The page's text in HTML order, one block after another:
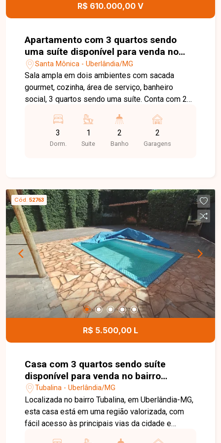
R$ 610.000,00 V
Apartamento com 3 quartos sendo
uma suíte disponível para venda no
bairro Santa Mônica em Uberlânida-
MG
Santa Mônica - Uberlândia/MG
Sala ampla em dois ambientes com sacada
gourmet, cozinha, área de serviço, banheiro
social, 3 quartos sendo uma suíte. Conta com 2
elétricas, área gourmet e espaço kids.
3
Dorm.
1
Suite
2
Banho
2
Garagens
Cód. 52763
R$ 5.500,00 L
Casa com 3 quartos sendo suíte
disponível para venda no bairro
Tubalina em Uberlândia-MG
Tubalina - Uberlândia/MG
Localizada no bairro Tubalina, em Uberlândia-MG,
esta casa está em uma região valorizada, com
fácil acesso às principais vias da cidade e